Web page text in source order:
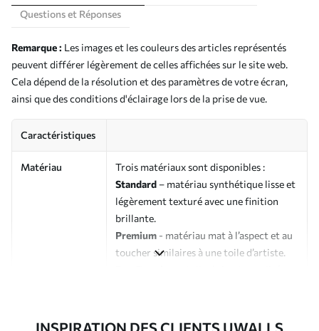
Questions et Réponses
Remarque : Les images et les couleurs des articles représentés
peuvent différer légèrement de celles affichées sur le site web.
Cela dépend de la résolution et des paramètres de votre écran,
ainsi que des conditions d'éclairage lors de la prise de vue.
Caractéristiques
Matériau
Trois matériaux sont disponibles :
Standard – matériau synthétique lisse et
légèrement texturé avec une finition
brillante.
Premium - matériau mat à l’aspect et au
toucher similaires à une toile d’artiste.
INSPIRATION DES CLIENTS UWALLS